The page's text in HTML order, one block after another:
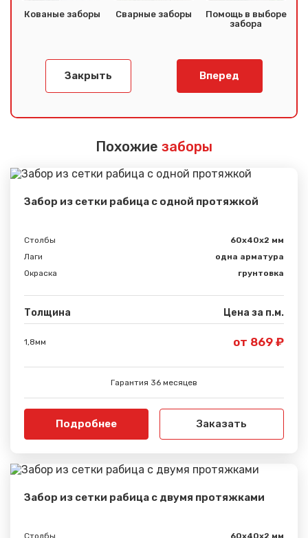
Кованые заборы Сварные заборы
Помощь в выборе
забора
Закрыть Вперед
Похожие заборы
Забор из сетки рабица с одной протяжкой
Столбы
60х40х2 мм
Лаги
одна арматура
Окраска
грунтовка
Толщина Цена за п.м.
1,8мм от 869 ₽
Гарантия 36 месяцев
Подробнее Заказать
Забор из сетки рабица с двумя протяжками
Столбы
60х40х2 мм
отправлено